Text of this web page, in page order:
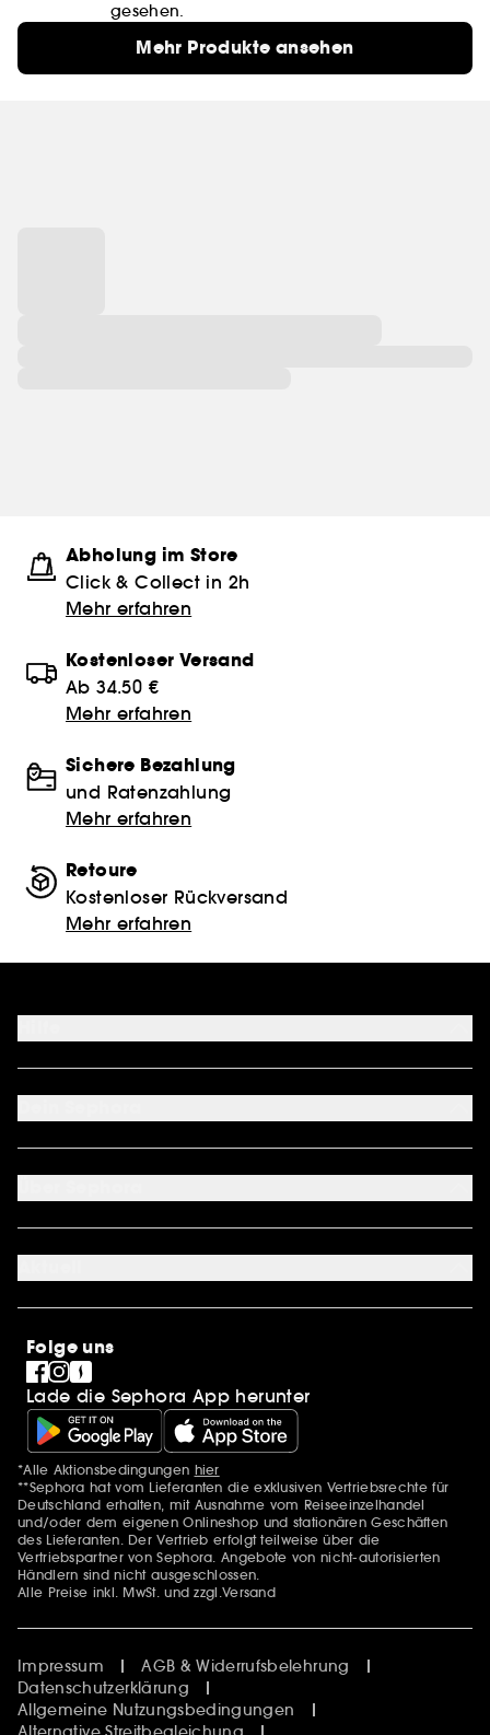
gesehen.
Mehr Produkte ansehen
Abholung im Store
Click & Collect in 2h
Mehr erfahren
Kostenloser Versand
Ab 34.50 €
Mehr erfahren
Sichere Bezahlung
und Ratenzahlung
Mehr erfahren
Retoure
Kostenloser Rückversand
Mehr erfahren
FAQ
Kontakt
Mein Konto
Sephora Unlimited
Über uns
Karriere
SEPHORA Prize
Pride
Folge uns
Lade die Sephora App herunter
Zusätzlich Erwähnungen
*Alle Aktionsbedingungen hier
**Sephora hat vom Lieferanten die exklusiven Vertriebsrechte für
Deutschland erhalten, mit Ausnahme vom Reiseeinzelhandel
und/oder dem eigenen Onlineshop und stationären Geschäften
des Lieferanten. Der Vertrieb erfolgt teilweise über die
Vertriebspartner von Sephora. Angebote von nicht-autorisierten
Händlern sind nicht ausgeschlossen.
Alle Preise inkl. MwSt. und zzgl.Versand
Impressum
AGB & Widerrufsbelehrung
Datenschutzerklärung
Allgemeine Nutzungsbedingungen